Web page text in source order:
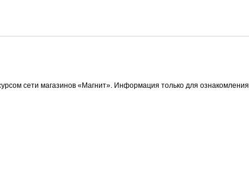
сети магазинов «Магнит». Информация только для ознакомления.